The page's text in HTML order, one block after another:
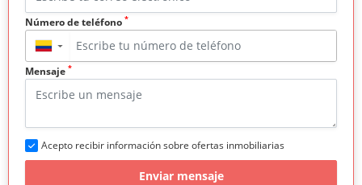
Número de teléfono *
▼
Mensaje *
Acepto recibir información sobre ofertas inmobiliarias
Enviar mensaje